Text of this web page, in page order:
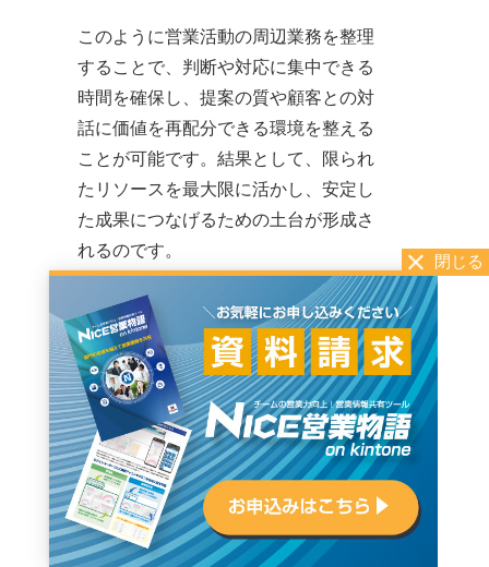
このように営業活動の周辺業務を整理
することで、判断や対応に集中できる
時間を確保し、提案の質や顧客との対
話に価値を再配分できる環境を整える
ことが可能です。結果として、限られ
たリソースを最大限に活かし、安定し
た成果につなげるための土台が形成さ
れるのです。
営業活動を標準化でき
る
SFAを活用することで、個々の担当者
の経験や感覚に依存していた営業プロ
セスを、組織として共有できる形へと
整えられます。成果を上げている案件